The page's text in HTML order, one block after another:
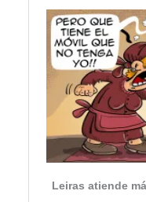
Leiras atiende